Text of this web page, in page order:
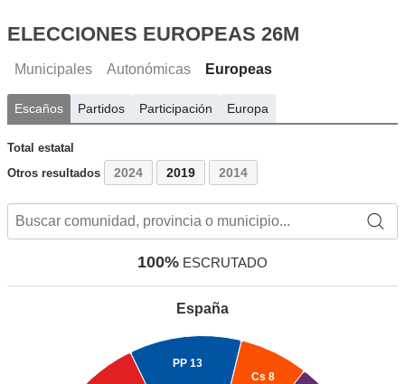
ELECCIONES EUROPEAS 26M
Municipales Autonómicas Europeas
Escaños Partidos Participación Europa
Total estatal
Otros resultados
2024 2019 2014
100% ESCRUTADO
España
PP 13
Cs 8